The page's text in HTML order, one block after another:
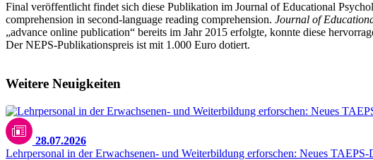
Final veröffentlicht findet sich diese Publikation im Journal of Educational
comprehension in second-language reading comprehension. Journal of
„advance online publication“ bereits im Jahr 2015 erfolgte, konnte diese
Der NEPS-Publikationspreis ist mit 1.000 Euro dotiert.
Weitere Neuigkeiten
28.07.2026
Lehrpersonal in der Erwachsenen- und Weiterbildung erforschen: Neues